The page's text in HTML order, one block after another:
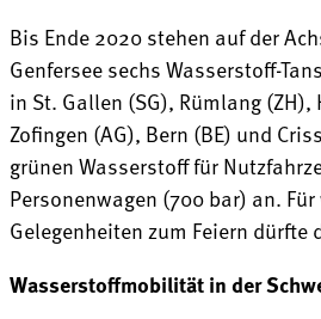
Bis Ende 2020 stehen auf der
Genfersee sechs Wasserstoff-
in St. Gallen (SG), Rümlang
Zofingen (AG), Bern (BE) und
grünen Wasserstoff für
Personenwagen (700 bar) an.
Gelegenheiten zum Feiern dürfte
Wasserstoffmobilität in der